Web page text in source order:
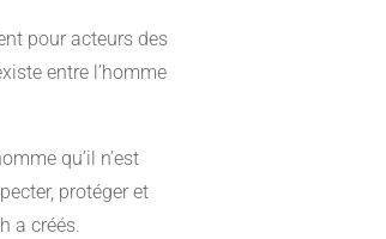
pour acteurs des
entre l’homme
qu’il n’est
protéger et
a créés.